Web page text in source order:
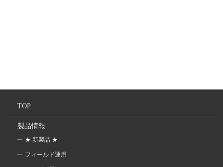
TOP
製品情報
★ 新製品 ★
フィールド運用